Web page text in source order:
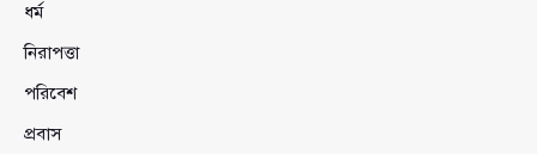
ধর্ম
নিরাপত্তা
পরিবেশ
প্রবাস